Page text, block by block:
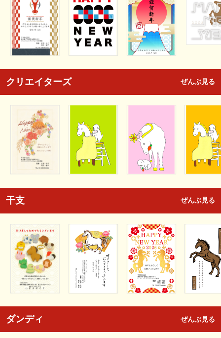
クリエイターズ ぜんぶ見る
干支 ぜんぶ見る
ダンディ ぜんぶ見る